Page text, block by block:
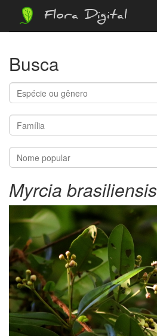
Flora Digital
Busca
Myrcia brasiliensis